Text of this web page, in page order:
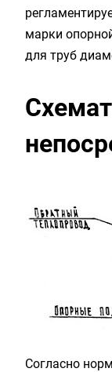
марки
для труб
Согласно